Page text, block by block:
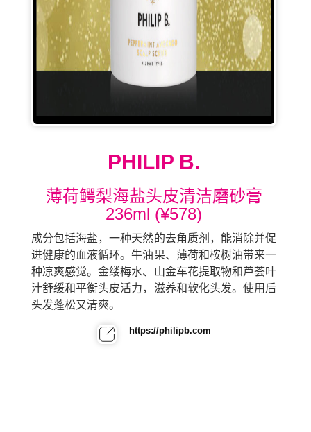
PHILIP B.
薄荷鳄梨海盐头皮清洁磨砂膏
236ml (¥578)
成分包括海盐，一种天然的去角质剂，能消除并促
进健康的血液循环。牛油果、薄荷和桉树油带来一
种凉爽感觉。金缕梅水、山金车花提取物和芦荟叶
汁舒缓和平衡头皮活力，滋养和软化头发。使用后
头发蓬松又清爽。
https://philipb.com